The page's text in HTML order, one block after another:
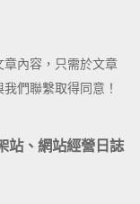
內容，只需於文章
們聯繫取得同意！
站、網站經營日誌